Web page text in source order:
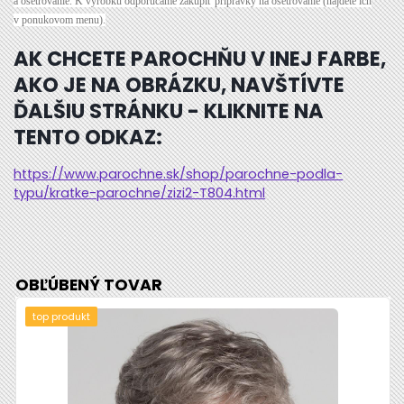
v ponukovom menu).
AK CHCETE PAROCHŇU V INEJ FARBE,
AKO JE NA OBRÁZKU, NAVŠTÍVTE
ĎALŠIU STRÁNKU - KLIKNITE NA
TENTO ODKAZ:
https://www.parochne.sk/shop/parochne-podla-
typu/kratke-parochne/zizi2-T804.html
OBĽÚBENÝ TOVAR
top produkt